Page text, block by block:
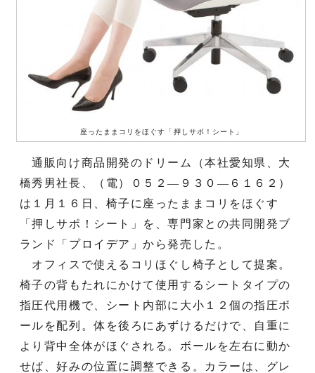
座ったままコリをほぐす「押しサポ！シート」
通販向け商品開発のドリーム（本社愛知県、大
橋秀男社長、（電）０５２―９３０―６１６２）
は１月１６日、椅子に座ったままコリをほぐす
「押しサポ！シート」を、専門家との共同開発ブ
ランド「プロイデア」から発売した。
オフィスで使えるコリほぐし椅子として提案。
椅子の背もたれにかけて使用するシートタイプの
指圧代用機で、シート内部に大小１２個の指圧ボ
ールを配列。体を後ろにあずけるだけで、自重に
より背中全体がほぐされる。ボールを左右に動か
せば、好みの位置に調整できる。カラーは、グレ